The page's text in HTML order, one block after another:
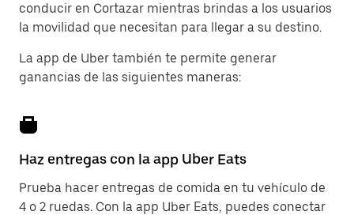
conducir en Cortazar mientras brindas a los usuarios
la movilidad que necesitan para llegar a su destino.
La app de Uber también te permite generar
ganancias de las siguientes maneras:
Haz entregas con la app Uber Eats
Prueba hacer entregas de comida en tu vehículo de
4 o 2 ruedas. Con la app Uber Eats, puedes conectar